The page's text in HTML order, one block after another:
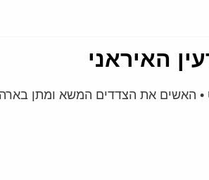
האיראני
האשים את הצדדים המשא ומתן